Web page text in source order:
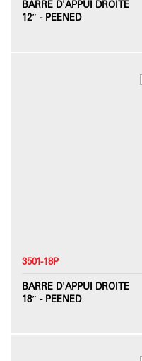
BARRE D'APPUI DROITE
12″ - PEENED
3501-18P
BARRE D'APPUI DROITE
18″ - PEENED